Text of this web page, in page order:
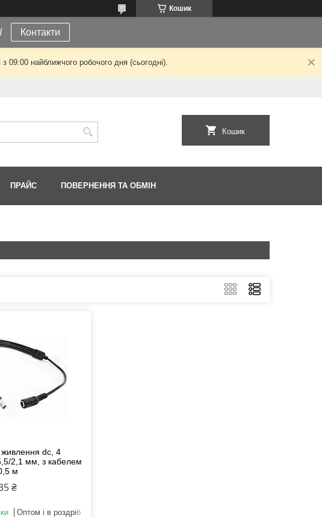
Кошик
Контакти
09:00 найближчого робочого дня (сьогодні).
Кошик
ПРАЙС ПОВЕРНЕННЯ ТА ОБМІН
живлення dc, 4
2,1 мм, з кабелем
м
₴
Оптом і в роздріб